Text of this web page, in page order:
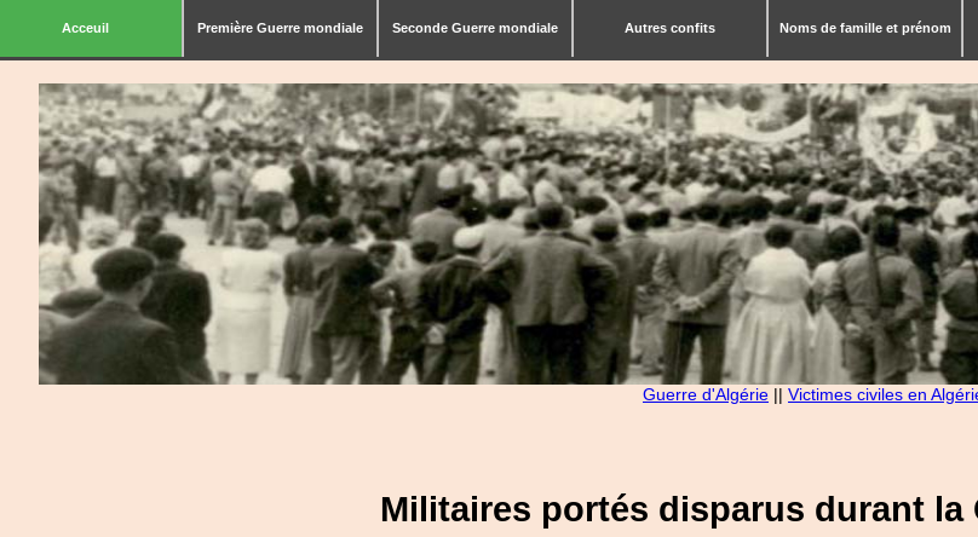
Acceuil Première Guerre mondiale Seconde Guerre mondiale Autres confits Noms de famille et prénom
Guerre d'Algérie || Victimes civiles en
Militaires portés disparus durant la